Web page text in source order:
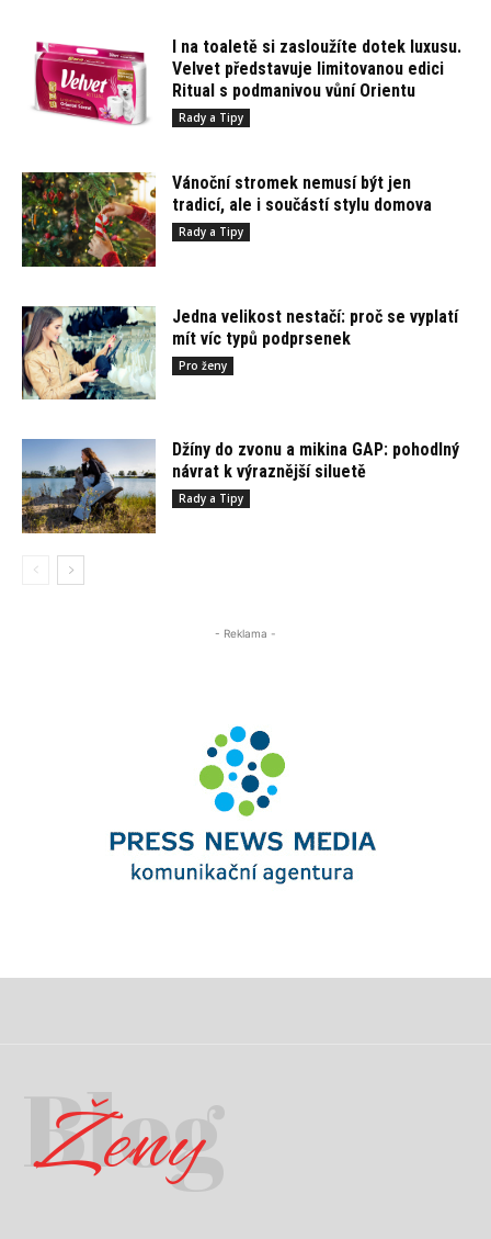
I na toaletě si zasloužíte dotek luxusu.
Velvet představuje limitovanou edici
Ritual s podmanivou vůní Orientu
Rady a Tipy
Vánoční stromek nemusí být jen
tradicí, ale i součástí stylu domova
Rady a Tipy
Jedna velikost nestačí: proč se vyplatí
mít víc typů podprsenek
Pro ženy
Džíny do zvonu a mikina GAP: pohodlný
návrat k výraznější siluetě
Rady a Tipy
- Reklama -
Blog
Ženy